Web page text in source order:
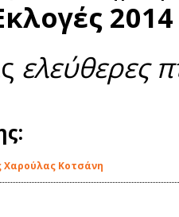
ελεύθερες
Χαρούλας Κοτσάνη